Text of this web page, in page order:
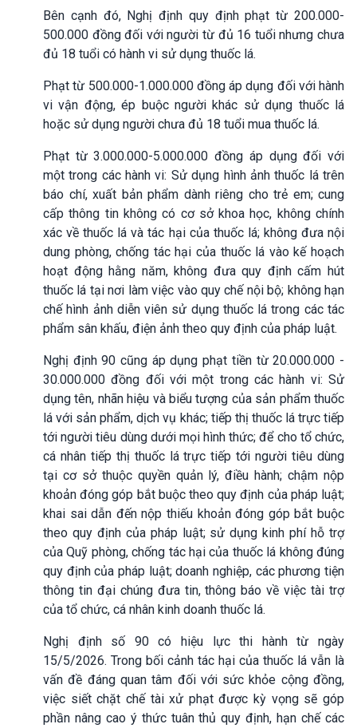
Bên cạnh đó, Nghị định quy định phạt từ 200.000-
500.000 đồng đối với người từ đủ 16 tuổi nhưng chưa
đủ 18 tuổi có hành vi sử dụng thuốc lá.
Phạt từ 500.000-1.000.000 đồng áp dụng đối với hành
vi vận động, ép buộc người khác sử dụng thuốc lá
hoặc sử dụng người chưa đủ 18 tuổi mua thuốc lá.
Phạt từ 3.000.000-5.000.000 đồng áp dụng đối với
một trong các hành vi: Sử dụng hình ảnh thuốc lá trên
báo chí, xuất bản phẩm dành riêng cho trẻ em; cung
cấp thông tin không có cơ sở khoa học, không chính
xác về thuốc lá và tác hại của thuốc lá; không đưa nội
dung phòng, chống tác hại của thuốc lá vào kế hoạch
hoạt động hằng năm, không đưa quy định cấm hút
thuốc lá tại nơi làm việc vào quy chế nội bộ; không hạn
chế hình ảnh diễn viên sử dụng thuốc lá trong các tác
phẩm sân khấu, điện ảnh theo quy định của pháp luật.
Nghị định 90 cũng áp dụng phạt tiền từ 20.000.000 -
30.000.000 đồng đối với một trong các hành vi: Sử
dụng tên, nhãn hiệu và biểu tượng của sản phẩm thuốc
lá với sản phẩm, dịch vụ khác; tiếp thị thuốc lá trực tiếp
tới người tiêu dùng dưới mọi hình thức; để cho tổ chức,
cá nhân tiếp thị thuốc lá trực tiếp tới người tiêu dùng
tại cơ sở thuộc quyền quản lý, điều hành; chậm nộp
khoản đóng góp bắt buộc theo quy định của pháp luật;
khai sai dẫn đến nộp thiếu khoản đóng góp bắt buộc
theo quy định của pháp luật; sử dụng kinh phí hỗ trợ
của Quỹ phòng, chống tác hại của thuốc lá không đúng
quy định của pháp luật; doanh nghiệp, các phương tiện
thông tin đại chúng đưa tin, thông báo về việc tài trợ
của tổ chức, cá nhân kinh doanh thuốc lá.
Nghị định số 90 có hiệu lực thi hành từ ngày
15/5/2026. Trong bối cảnh tác hại của thuốc lá vẫn là
vấn đề đáng quan tâm đối với sức khỏe cộng đồng,
việc siết chặt chế tài xử phạt được kỳ vọng sẽ góp
phần nâng cao ý thức tuân thủ quy định, hạn chế các